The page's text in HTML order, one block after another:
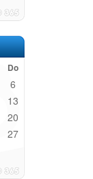
Do
6
13
20
27